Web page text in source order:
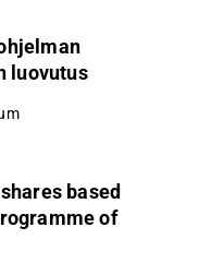
luovutus
based
of